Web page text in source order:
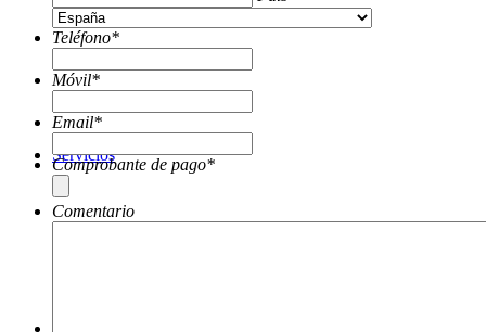
Servicios
Teléfono*
Móvil*
Email*
Comprobante de pago*
Comentario